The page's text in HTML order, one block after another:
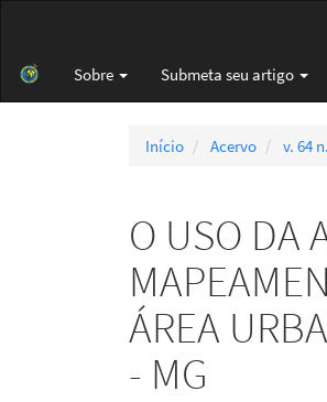
principal
Barra
Sobre Submeta seu artigo
Início Acervo v. 64
O USO DA
ÁREA
- MG